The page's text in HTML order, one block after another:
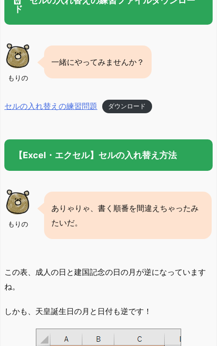
ド
もりの
一緒にやってみませんか？
セルの入れ替えの練習問題 ダウンロード
【Excel・エクセル】セルの入れ替え方法
もりの
ありゃりゃ、書く順番を間違えちゃったみ
たいだ。
この表、成人の日と建国記念の日の月が逆になっています
ね。
しかも、天皇誕生日の月と日付も逆です！